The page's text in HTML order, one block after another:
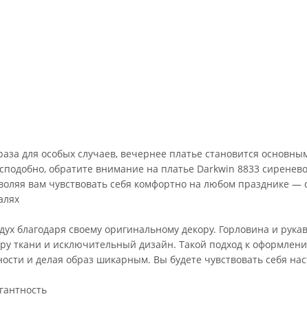
для особых случаев, вечернее платье становится
обратите внимание на платье Darkwin 8833
вам чувствовать себя комфортно на любом празднике
благодаря своему оригинальному декору. Горловина и
ткани и исключительный дизайн. Такой подход к
и делая образ шикарным. Вы будете чувствовать себя